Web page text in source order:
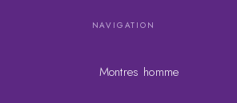
NAVIGATION
Montres homme